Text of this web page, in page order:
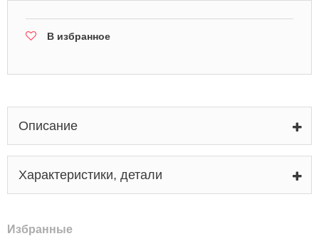
В избранное
Описание
Характеристики, детали
Избранные